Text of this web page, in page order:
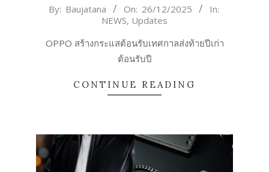
2025-
By: Baujatana On: 26/12/2025
In:
NEWS, Updates
OPPO สร้างกระแสต้อนรับเทศกาลส่งท้ายปีเก่า
ต้อนรับปี
CONTINUE READING